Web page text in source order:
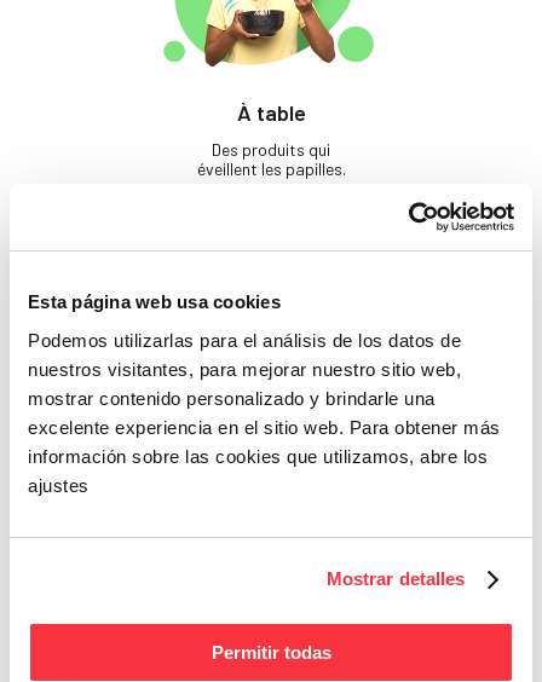
Esta página web usa cookies
Podemos utilizarlas para el análisis de los datos de
nuestros visitantes, para mejorar nuestro sitio web,
mostrar contenido personalizado y brindarle una
excelente experiencia en el sitio web. Para obtener más
información sobre las cookies que utilizamos, abre los
ajustes
Mostrar detalles
Permitir todas
À table
Des produits qui
éveillent les papilles.
Beauté
Si tu ne prends pas soin